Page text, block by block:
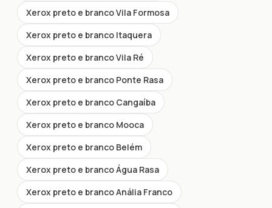
Xerox preto e branco Vila Formosa
Xerox preto e branco Itaquera
Xerox preto e branco Vila Ré
Xerox preto e branco Ponte Rasa
Xerox preto e branco Cangaíba
Xerox preto e branco Mooca
Xerox preto e branco Belém
Xerox preto e branco Água Rasa
Xerox preto e branco Anália Franco